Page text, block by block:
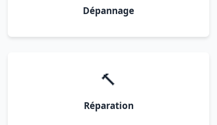
Dépannage
🔨
Réparation